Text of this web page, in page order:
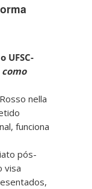
UFSC-
nella
funciona
pós-
visa